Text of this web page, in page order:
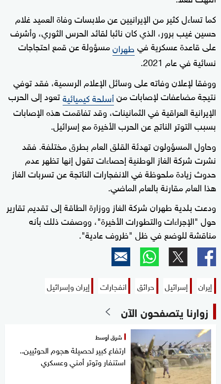
كما تساءل كثير من الإيرانيين عن ملابسات وفاة العميد غلام
حسين غيب برور، الذي كان نائبا لقائد الحرس الثوري، وأشرف
على قاعدة عسكرية فيطهرانمسؤولة عن قمع احتجاجات
نسائية في عام 2021.
ووفقا لإعلان وفاته على وسائل الإعلام الرسمية، فقد توفي
نتيجة مضاعفات لإصابات منأسلحة كيميائيةتعود إلى الحرب
الإيرانية العراقية في الثمانينات، وقد تفاقمت هذه الإصابات
بسبب التوتر الناتج عن الحرب الأخيرة مع إسرائيل.
وحاول المسؤولون تهدئة القلق العام بطرق مختلفة. فقد
نشرت شركة الغاز الوطنية إحصاءات تقول إنها تظهر عدم
حدوث زيادة ملحوظة في الانفجارات الناتجة عن تسربات الغاز
هذا العام مقارنة بالعام الماضي.
ودعت بلدية طهران شركة الغاز ووزارة الطاقة إلى تقديم تقارير
حول "الإجراءات والتطورات الأخيرة"، ووصفت ذلك بأنه
مناقشة للوضع في ظل "ظروف عادية".
إيران إسرائيل حرائق انفجارات إيران وإسرائيل
زوارنا يتصفحون الآن
شرق أوسط
ارتفاع كبير لحصيلة هجوم الحوثيين..
استنفار وتوتر أمني وعسكري